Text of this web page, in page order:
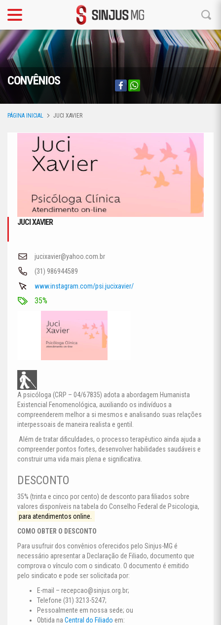
CONVÊNIOS
PÁGINA INICIAL JUCI XAVIER
JUCI XAVIER
jucixavier@yahoo.com.br
(31) 986944589
www.instagram.com/psi.jucixavier/
35%
A psicóloga (CRP – 04/67835) adota a abordagem Humanista
Existencial Fenomenológica, auxiliando os indivíduos a
compreenderem melhor a si mesmos e analisando suas relações
interpessoais de maneira realista e gentil.
Além de tratar dificuldades, o processo terapêutico ainda ajuda a
compreender pontos fortes, desenvolver habilidades saudáveis e
construir uma vida mais plena e significativa.
DESCONTO
35% (trinta e cinco por cento) de desconto para filiados sobre
valores disponíveis na tabela do Conselho Federal de Psicologia,
para atendimentos online.
COMO OBTER O DESCONTO
Para usufruir dos convênios oferecidos pelo Sinjus-MG é
necessário apresentar a Declaração de Filiado, documento que
comprova o vínculo com o sindicato. O documento é emitido
pelo sindicato e pode ser solicitada por:
E-mail – recepcao@sinjus.org.br;
Telefone (31) 3213-5247;
Pessoalmente em nossa sede; ou
Obtida na Central do Filiado em: